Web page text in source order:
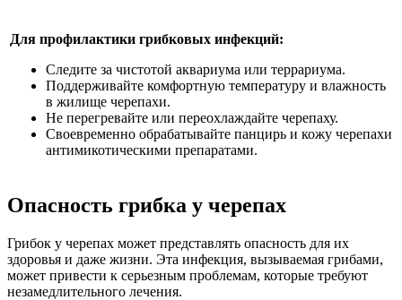
Для профилактики грибковых инфекций:
Следите за чистотой аквариума или террариума.
Поддерживайте комфортную температуру и влажность
в жилище черепахи.
Не перегревайте или переохлаждайте черепаху.
Своевременно обрабатывайте панцирь и кожу черепахи
антимикотическими препаратами.
Опасность грибка у черепах
Грибок у черепах может представлять опасность для их
здоровья и даже жизни. Эта инфекция, вызываемая грибами,
может привести к серьезным проблемам, которые требуют
незамедлительного лечения.